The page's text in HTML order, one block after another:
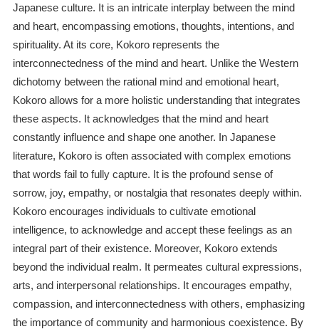
Japanese culture. It is an intricate interplay between the mind
and heart, encompassing emotions, thoughts, intentions, and
spirituality. At its core, Kokoro represents the
interconnectedness of the mind and heart. Unlike the Western
dichotomy between the rational mind and emotional heart,
Kokoro allows for a more holistic understanding that integrates
these aspects. It acknowledges that the mind and heart
constantly influence and shape one another. In Japanese
literature, Kokoro is often associated with complex emotions
that words fail to fully capture. It is the profound sense of
sorrow, joy, empathy, or nostalgia that resonates deeply within.
Kokoro encourages individuals to cultivate emotional
intelligence, to acknowledge and accept these feelings as an
integral part of their existence. Moreover, Kokoro extends
beyond the individual realm. It permeates cultural expressions,
arts, and interpersonal relationships. It encourages empathy,
compassion, and interconnectedness with others, emphasizing
the importance of community and harmonious coexistence. By